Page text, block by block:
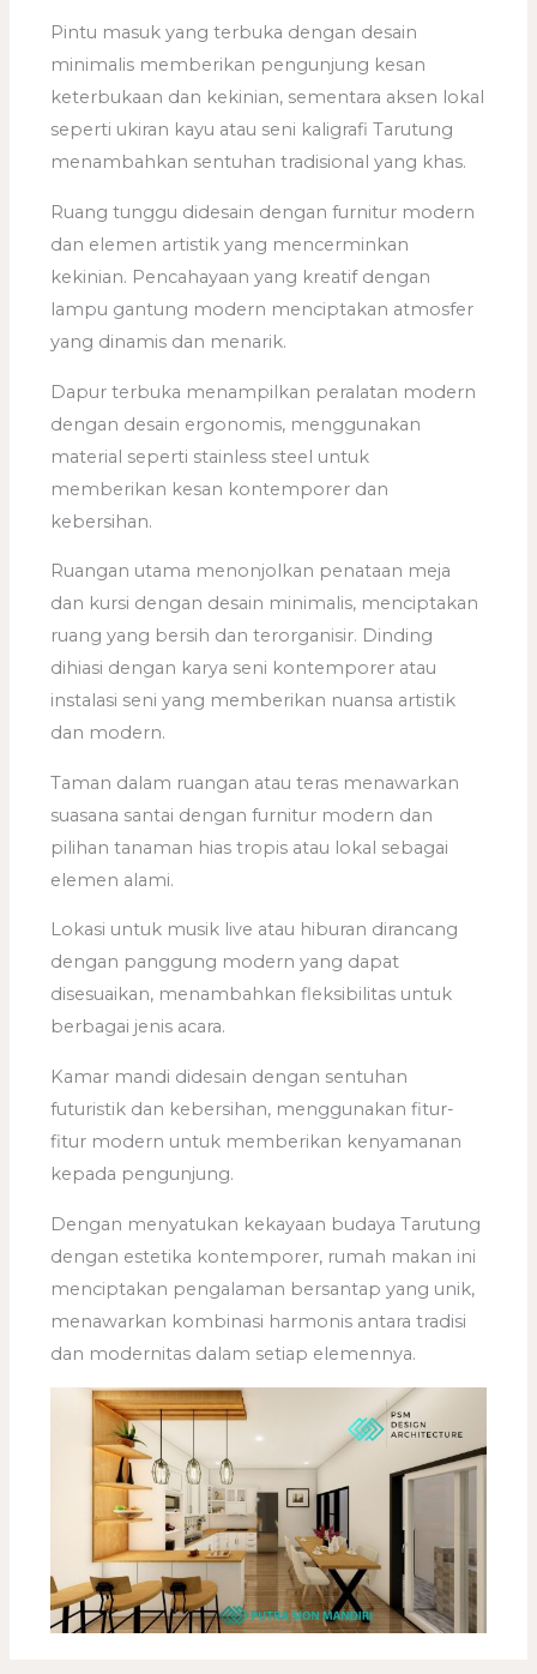
Pintu masuk yang terbuka dengan desain
minimalis memberikan pengunjung kesan
keterbukaan dan kekinian, sementara aksen lokal
seperti ukiran kayu atau seni kaligrafi Tarutung
menambahkan sentuhan tradisional yang khas.
Ruang tunggu didesain dengan furnitur modern
dan elemen artistik yang mencerminkan
kekinian. Pencahayaan yang kreatif dengan
lampu gantung modern menciptakan atmosfer
yang dinamis dan menarik.
Dapur terbuka menampilkan peralatan modern
dengan desain ergonomis, menggunakan
material seperti stainless steel untuk
memberikan kesan kontemporer dan
kebersihan.
Ruangan utama menonjolkan penataan meja
dan kursi dengan desain minimalis, menciptakan
ruang yang bersih dan terorganisir. Dinding
dihiasi dengan karya seni kontemporer atau
instalasi seni yang memberikan nuansa artistik
dan modern.
Taman dalam ruangan atau teras menawarkan
suasana santai dengan furnitur modern dan
pilihan tanaman hias tropis atau lokal sebagai
elemen alami.
Lokasi untuk musik live atau hiburan dirancang
dengan panggung modern yang dapat
disesuaikan, menambahkan fleksibilitas untuk
berbagai jenis acara.
Kamar mandi didesain dengan sentuhan
futuristik dan kebersihan, menggunakan fitur-
fitur modern untuk memberikan kenyamanan
kepada pengunjung.
Dengan menyatukan kekayaan budaya Tarutung
dengan estetika kontemporer, rumah makan ini
menciptakan pengalaman bersantap yang unik,
menawarkan kombinasi harmonis antara tradisi
dan modernitas dalam setiap elemennya.